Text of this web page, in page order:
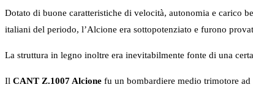
Dotato di buone caratteristiche di velocità, autonomia e carico
italiani del periodo, l’Alcione era sottopotenziato e furono
La struttura in legno inoltre era inevitabilmente fonte di una
Il CANT Z.1007 Alcione fu un bombardiere medio trimotore ad